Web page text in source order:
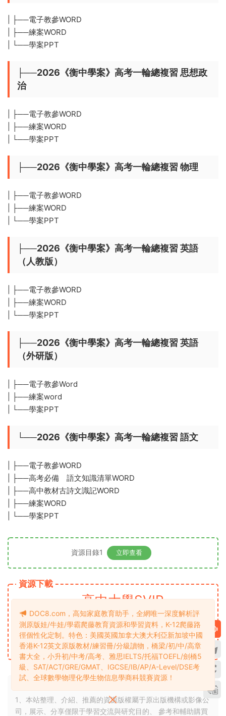
| ├──電子教參WORD
| ├──練案WORD
| └──學案PPT
├──2026《衡中學案》高考一輪總複習 思想政
治
| ├──電子教參WORD
| ├──練案WORD
| └──學案PPT
├──2026《衡中學案》高考一輪總複習 物理
| ├──電子教參WORD
| ├──練案WORD
| └──學案PPT
├──2026《衡中學案》高考一輪總複習 英語
（人教版）
| ├──電子教參WORD
| ├──練案WORD
| └──學案PPT
├──2026《衡中學案》高考一輪總複習 英語
（外研版）
| ├──電子教參Word
| ├──練案word
| └──學案PPT
└──2026《衡中學案》高考一輪總複習 語文
| ├──電子教參WORD
| ├──高考必備 語文知識清單WORD
| ├──高中教材古詩文識記WORD
| ├──練案WORD
| └──學案PPT
資源目錄1 立即查看
資源下載
高中大學SVIP
最低權限要求：高中大學SVIP下載
升級高中大學SVIP
立即購買
1、本站整理、介紹、推薦的資源版權屬于原出版機構或影像公
司，展示、分享僅限于學習交流與研究目的、 參考和輔助購買
DOC8.com，高知家庭教育助手，全網唯一深度解析評
測原版娃/牛娃/學霸爬藤教育資源和學習資料，K-12爬藤路
徑個性化定制。特色：美國英國加拿大澳大利亞新加坡中國
香港K-12英文原版教材/練習冊/分級讀物，橋梁/初/中/高章
書大全，小升初/中考/高考、雅思IELTS/托福TOEFL/劍橋5
級、SAT/ACT/GRE/GMAT、IGCSE/IB/AP/A-Level/DSE考
試、全球數學物理化學生物信息學商科競賽資源！